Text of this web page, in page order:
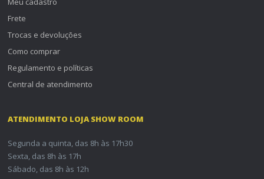
Frete
Trocas e devoluções
Como comprar
Regulamento e políticas
Central de atendimento
ATENDIMENTO LOJA SHOW ROOM
Segunda a quinta, das 8h às 17h30
Sexta, das 8h às 17h
Sábado, das 8h às 12h